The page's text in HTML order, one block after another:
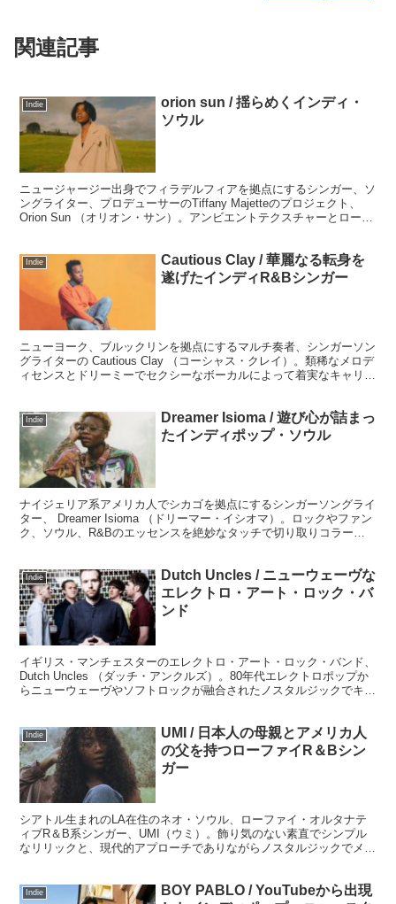
関連記事
Indie
orion sun / 揺らめくインディ・
ソウル
ニュージャージー出身でフィラデルフィアを拠点にするシンガー、ソ
ングライター、プロデューサーのTiffany Majetteのプロジェクト、
Orion Sun （オリオン・サン）。アンビエントテクスチャーとローフ
Indie
Cautious Clay / 華麗なる転身を
遂げたインディR&Bシンガー
ニューヨーク、ブルックリンを拠点にするマルチ奏者、シンガーソン
グライターの Cautious Clay （コーシャス・クレイ）。類稀なメロデ
ィセンスとドリーミーでセクシーなボーカルによって着実なキャリア
Indie
Dreamer Isioma / 遊び心が詰まっ
たインディポップ・ソウル
ナイジェリア系アメリカ人でシカゴを拠点にするシンガーソングライ
ター、 Dreamer Isioma （ドリーマー・イシオマ）。ロックやファン
ク、ソウル、R&Bのエッセンスを絶妙なタッチで切り取りコラージ
Indie
Dutch Uncles / ニューウェーヴな
エレクトロ・アート・ロック・バ
ンド
イギリス・マンチェスターのエレクトロ・アート・ロック・バンド、
Dutch Uncles （ダッチ・アンクルズ）。80年代エレクトロポップか
らニューウェーヴやソフトロックが融合されたノスタルジックでキラ
Indie
UMI / 日本人の母親とアメリカ人
の父を持つローファイR＆Bシン
ガー
シアトル生まれのLA在住のネオ・ソウル、ローファイ・オルタナテ
ィブR＆B系シンガー、UMI（ウミ）。飾り気のない素直でシンプル
なリリックと、現代的アプローチでありながらノスタルジックでメロ
Indie
BOY PABLO / YouTubeから出現